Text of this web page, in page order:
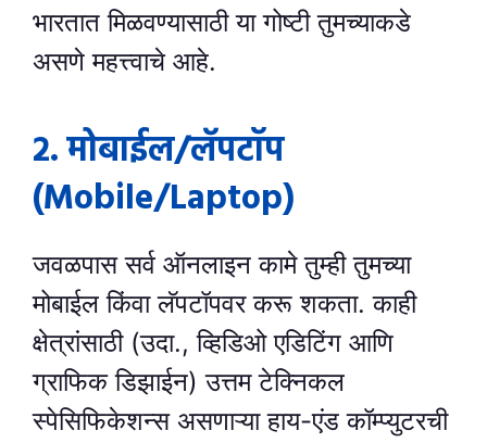
भारतात मिळवण्यासाठी या गोष्टी तुमच्याकडे
असणे महत्त्वाचे आहे.
२. मोबाईल/लॅपटॉप
(Mobile/Laptop)
जवळपास सर्व ऑनलाइन कामे तुम्ही तुमच्या
मोबाईल किंवा लॅपटॉपवर करू शकता. काही
क्षेत्रांसाठी (उदा., व्हिडिओ एडिटिंग आणि
ग्राफिक डिझाईन) उत्तम टेक्निकल
स्पेसिफिकेशन्स असणाऱ्या हाय-एंड कॉम्प्युटरची